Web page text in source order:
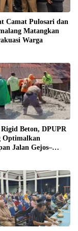
Camat Pulosari dan
Matangkan
Warga
Beton, DPUPR
Optimalkan
Jalan Gejos–